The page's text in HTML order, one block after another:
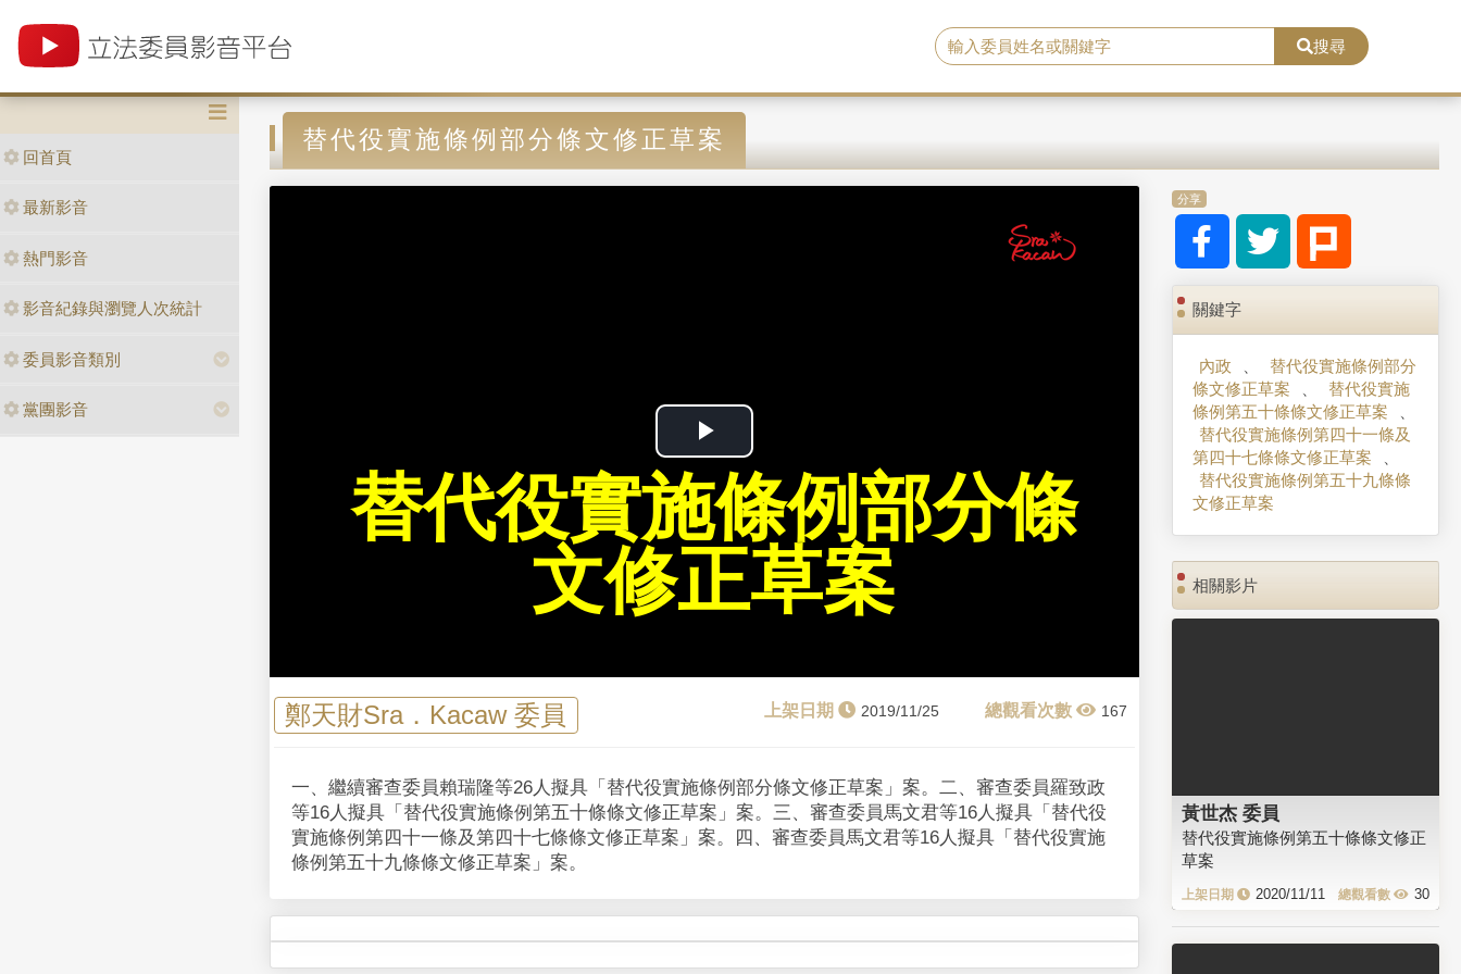
搜尋
回首頁
最新影音
熱門影音
影音紀錄與瀏覽人次統計
委員影音類別
黨團影音
替代役實施條例部分條文修正草案
P
l
a
y
e
o
替代役實施條例部分條
文修正草案
鄭天財Sra．Kacaw 委員 2019/11/25 167
一、繼續審查委員賴瑞隆等26人擬具「替代役實施條例部分條文修正草案」案。二、審查委員羅致政
等16人擬具「替代役實施條例第五十條條文修正草案」案。三、審查委員馬文君等16人擬具「替代役
實施條例第四十一條及第四十七條條文修正草案」案。四、審查委員馬文君等16人擬具「替代役實施
條例第五十九條條文修正草案」案。
分享
關鍵字
內政
替代役實施條例部分
條文修正草案
替代役實施
條例第五十條條文修正草案
替代役實施條例第四十一條及
第四十七條條文修正草案
替代役實施條例第五十九條條
文修正草案
相關影片
黃世杰 委員
替代役實施條例第五十條條文修正
草案
2020/11/11 30